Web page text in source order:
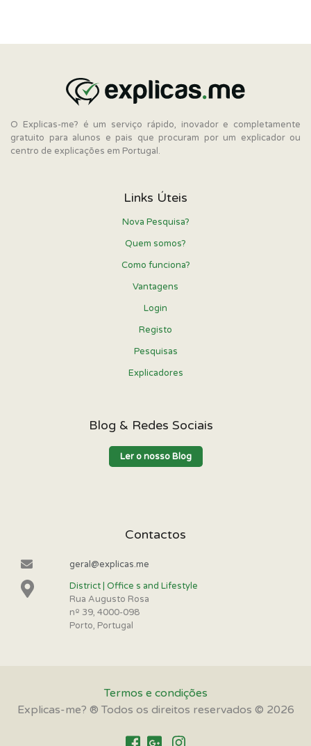
O Explicas-me? é um serviço rápido, inovador e completamente
gratuito para alunos e pais que procuram por um explicador ou
centro de explicações em Portugal.
Links Úteis
Nova Pesquisa?
Quem somos?
Como funciona?
Vantagens
Login
Registo
Pesquisas
Explicadores
Blog & Redes Sociais
Ler o nosso Blog
Contactos
geral@explicas.me
District | Office s and Lifestyle
Rua Augusto Rosa
nº 39, 4000-098
Porto, Portugal
Termos e condições
Explicas-me? ® Todos os direitos reservados © 2026